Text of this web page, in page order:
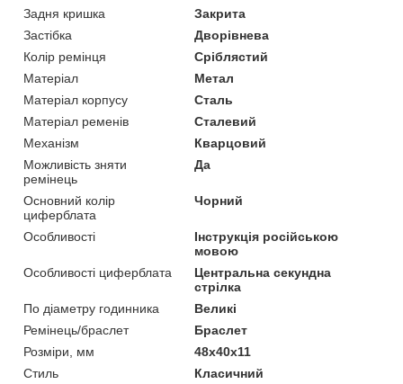
Задня кришка
Закрита
Застібка
Дворівнева
Колір ремінця
Сріблястий
Матеріал
Метал
Матеріал корпусу
Сталь
Матеріал ременів
Сталевий
Механізм
Кварцовий
Можливість зняти
ремінець
Да
Основний колір
циферблата
Чорний
Особливості
Інструкція російською
мовою
Особливості циферблата
Центральна секундна
стрілка
По діаметру годинника
Великі
Ремінець/браслет
Браслет
Розміри, мм
48х40x11
Стиль
Класичний